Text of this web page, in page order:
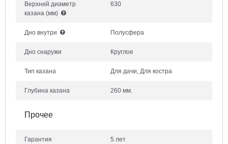
Верхний диаметр
казана (мм)
630
Дно внутри Полусфера
Дно снаружи Круглое
Тип казана Для дачи, Для костра
Глубина казана 260 мм.
Прочее
Гарантия 5 лет